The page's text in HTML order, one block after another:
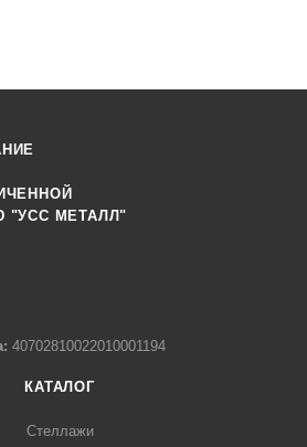
"УСС МЕТАЛЛ"
40702810022010001194
КАТАЛОГ
Стеллажи